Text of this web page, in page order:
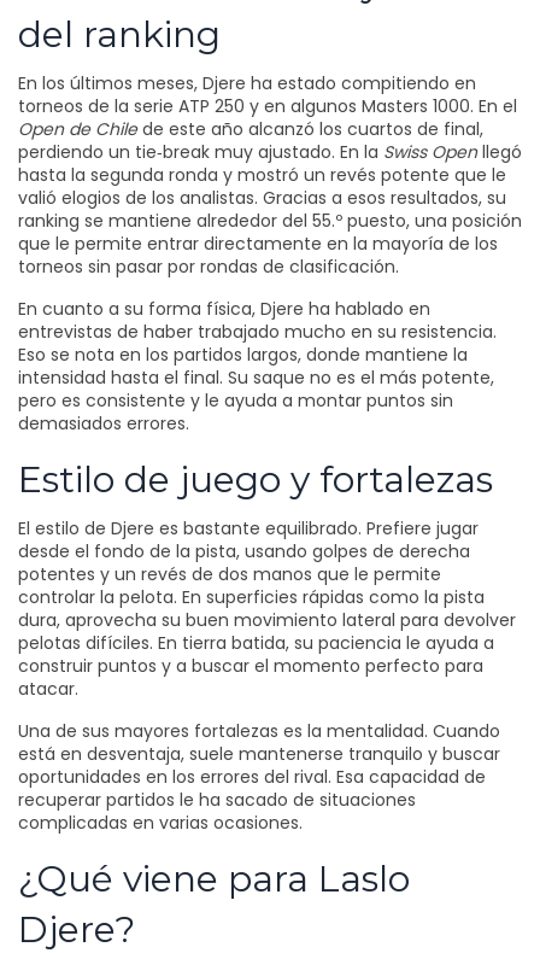
del ranking
En los últimos meses, Djere ha estado compitiendo en
torneos de la serie ATP 250 y en algunos Masters 1000. En el
Open de Chilede este año alcanzó los cuartos de final,
perdiendo un tie‑break muy ajustado. En la Swiss Openllegó
hasta la segunda ronda y mostró un revés potente que le
valió elogios de los analistas. Gracias a esos resultados, su
ranking se mantiene alrededor del 55.º puesto, una posición
que le permite entrar directamente en la mayoría de los
torneos sin pasar por rondas de clasificación.
En cuanto a su forma física, Djere ha hablado en
entrevistas de haber trabajado mucho en su resistencia.
Eso se nota en los partidos largos, donde mantiene la
intensidad hasta el final. Su saque no es el más potente,
pero es consistente y le ayuda a montar puntos sin
demasiados errores.
Estilo de juego y fortalezas
El estilo de Djere es bastante equilibrado. Prefiere jugar
desde el fondo de la pista, usando golpes de derecha
potentes y un revés de dos manos que le permite
controlar la pelota. En superficies rápidas como la pista
dura, aprovecha su buen movimiento lateral para devolver
pelotas difíciles. En tierra batida, su paciencia le ayuda a
construir puntos y a buscar el momento perfecto para
atacar.
Una de sus mayores fortalezas es la mentalidad. Cuando
está en desventaja, suele mantenerse tranquilo y buscar
oportunidades en los errores del rival. Esa capacidad de
recuperar partidos le ha sacado de situaciones
complicadas en varias ocasiones.
¿Qué viene para Laslo
Djere?